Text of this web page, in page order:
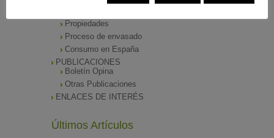
Propiedades
Proceso de envasado
Consumo en España
PUBLICACIONES
Boletín Opina
Otras Publicaciones
ENLACES DE INTERÉS
Últimos Artículos